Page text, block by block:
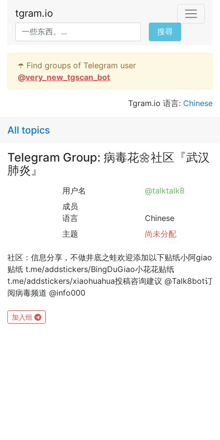
tgram.io
搜尋
☂️ Find groups of Telegram user
@very_new_tgscan_bot
Tgram.io 语言: Chinese
All topics
Telegram Group: 病毒花🌼社区『武汉
肺炎』
用户名
@talktalk8
成员
语言
Chinese
主题
尚未分配
社区：信息分享，不做井底之蛙欢迎添加以下贴纸小阿giao
贴纸 t.me/addstickers/BingDuGiao小花花贴纸
t.me/addstickers/xiaohuahua投稿咨询建议 @Talk8bot订
阅病毒频道 @info000
加入组